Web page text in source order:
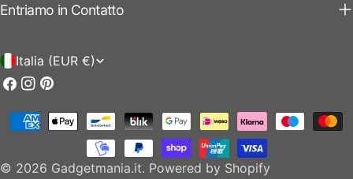
Entriamo in Contatto
P
a
e
Italia (EUR €)
Facebook
Instagram
Pinterest
© 2026 Gadgetmania.it. Powered by Shopify
Modalità
pagamento